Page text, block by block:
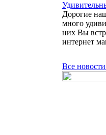
Дорогие
много
них Вы
интернет
Все